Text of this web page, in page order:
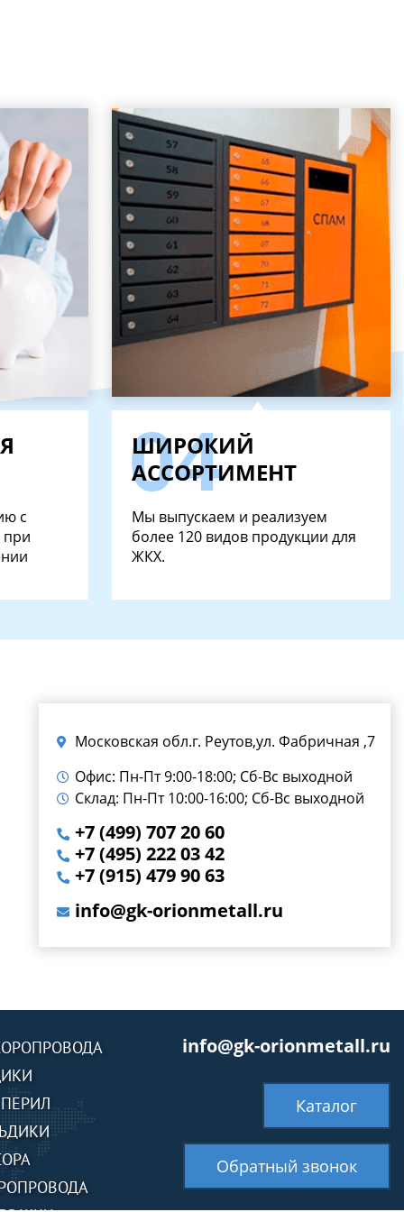
с
ШИРОКИЙ
АССОРТИМЕНТ
Мы выпускаем и реализуем
более 120 видов продукции для
ЖКХ.
Московская обл.г. Реутов,ул. Фабричная ,7
Офис: Пн-Пт 9:00-18:00; Сб-Вс выходной
Склад: Пн-Пт 10:00-16:00; Сб-Вс выходной
+7 (499) 707 20 60
+7 (495) 222 03 42
+7 (915) 479 90 63
info@gk-orionmetall.ru
info@gk-orionmetall.ru
Каталог
Обратный звонок